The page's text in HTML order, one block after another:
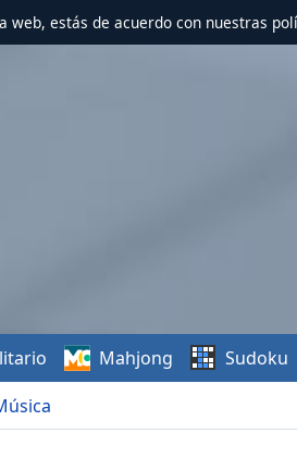
web, estás de acuerdo con nuestras
Mahjong Sudoku